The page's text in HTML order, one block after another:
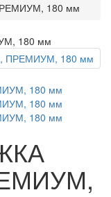
180 мм
180 мм